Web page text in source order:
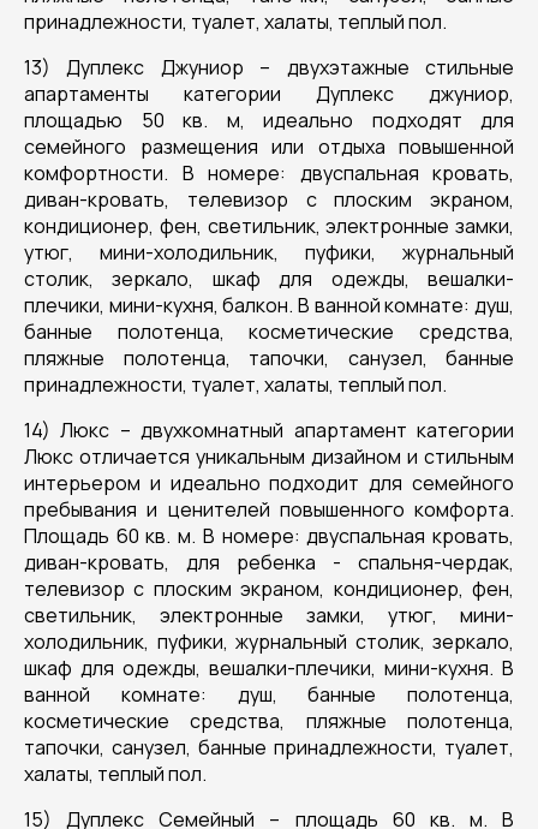
принадлежности, туалет, халаты, теплый пол.
13) Дуплекс Джуниор – двухэтажные стильные
апартаменты категории Дуплекс джуниор,
площадью 50 кв. м, идеально подходят для
семейного размещения или отдыха повышенной
комфортности. В номере: двуспальная кровать,
диван-кровать, телевизор с плоским экраном,
кондиционер, фен, светильник, электронные замки,
утюг, мини-холодильник, пуфики, журнальный
столик, зеркало, шкаф для одежды, вешалки-
плечики, мини-кухня, балкон. В ванной комнате: душ,
банные полотенца, косметические средства,
пляжные полотенца, тапочки, санузел, банные
принадлежности, туалет, халаты, теплый пол.
14) Люкс – двухкомнатный апартамент категории
Люкс отличается уникальным дизайном и стильным
интерьером и идеально подходит для семейного
пребывания и ценителей повышенного комфорта.
Площадь 60 кв. м. В номере: двуспальная кровать,
диван-кровать, для ребенка - спальня-чердак,
телевизор с плоским экраном, кондиционер, фен,
светильник, электронные замки, утюг, мини-
холодильник, пуфики, журнальный столик, зеркало,
шкаф для одежды, вешалки-плечики, мини-кухня. В
ванной комнате: душ, банные полотенца,
косметические средства, пляжные полотенца,
тапочки, санузел, банные принадлежности, туалет,
халаты, теплый пол.
15) Дуплекс Семейный – площадь 60 кв. м. В